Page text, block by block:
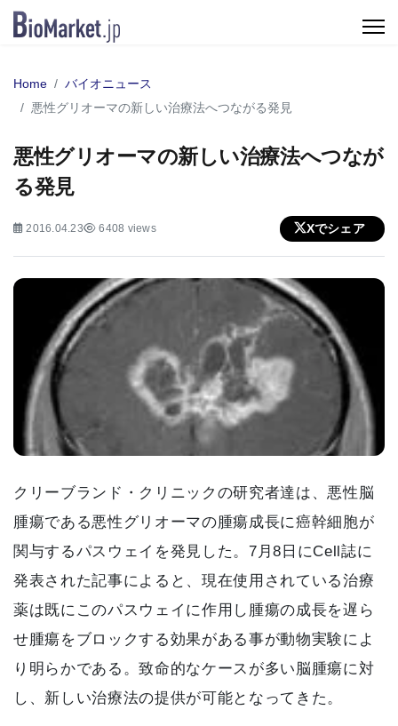
Home
バイオニュース
悪性グリオーマの新しい治療法へつながる発見
悪性グリオーマの新しい治療法へつなが
る発見
2016.04.23 6408 views Xでシェア
クリーブランド・クリニックの研究者達は、悪性脳
腫瘍である悪性グリオーマの腫瘍成長に癌幹細胞が
関与するパスウェイを発見した。7月8日にCell誌に
発表された記事によると、現在使用されている治療
薬は既にこのパスウェイに作用し腫瘍の成長を遅ら
せ腫瘍をブロックする効果がある事が動物実験によ
り明らかである。致命的なケースが多い脳腫瘍に対
し、新しい治療法の提供が可能となってきた。